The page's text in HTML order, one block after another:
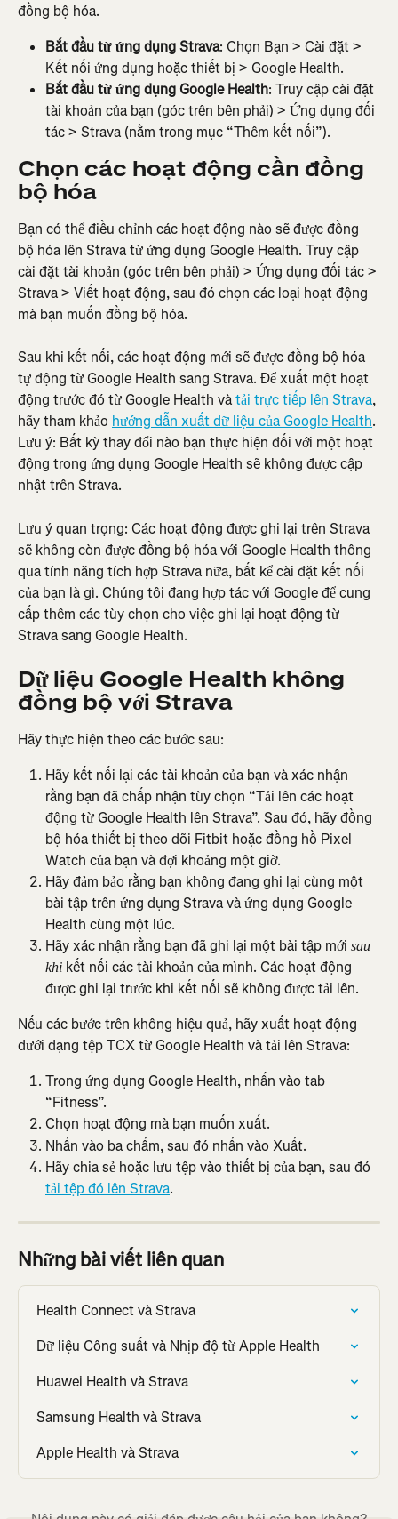
đồng bộ hóa.
Bắt đầu từ ứng dụng Strava: Chọn Bạn > Cài đặt >
Kết nối ứng dụng hoặc thiết bị > Google Health.
Bắt đầu từ ứng dụng Google Health: Truy cập cài đặt
tài khoản của bạn (góc trên bên phải) > Ứng dụng đối
tác > Strava (nằm trong mục “Thêm kết nối”).
Chọn các hoạt động cần đồng
bộ hóa
Bạn có thể điều chỉnh các hoạt động nào sẽ được đồng
bộ hóa lên Strava từ ứng dụng Google Health. Truy cập
cài đặt tài khoản (góc trên bên phải) > Ứng dụng đối tác >
Strava > Viết hoạt động, sau đó chọn các loại hoạt động
mà bạn muốn đồng bộ hóa.
Sau khi kết nối, các hoạt động mới sẽ được đồng bộ hóa
tự động từ Google Health sang Strava. Để xuất một hoạt
động trước đó từ Google Health và tải trực tiếp lên Strava,
hãy tham khảo hướng dẫn xuất dữ liệu của Google Health.
Lưu ý: Bất kỳ thay đổi nào bạn thực hiện đối với một hoạt
động trong ứng dụng Google Health sẽ không được cập
nhật trên Strava.
Lưu ý quan trọng: Các hoạt động được ghi lại trên Strava
sẽ không còn được đồng bộ hóa với Google Health thông
qua tính năng tích hợp Strava nữa, bất kể cài đặt kết nối
của bạn là gì. Chúng tôi đang hợp tác với Google để cung
cấp thêm các tùy chọn cho việc ghi lại hoạt động từ
Strava sang Google Health.
Dữ liệu Google Health không
đồng bộ với Strava
Hãy thực hiện theo các bước sau:
Hãy kết nối lại các tài khoản của bạn và xác nhận
rằng bạn đã chấp nhận tùy chọn “Tải lên các hoạt
động từ Google Health lên Strava”. Sau đó, hãy đồng
bộ hóa thiết bị theo dõi Fitbit hoặc đồng hồ Pixel
Watch của bạn và đợi khoảng một giờ.
Hãy đảm bảo rằng bạn không đang ghi lại cùng một
bài tập trên ứng dụng Strava và ứng dụng Google
Health cùng một lúc.
Hãy xác nhận rằng bạn đã ghi lại một bài tập mới sau
khi kết nối các tài khoản của mình. Các hoạt động
được ghi lại trước khi kết nối sẽ không được tải lên.
Nếu các bước trên không hiệu quả, hãy xuất hoạt động
dưới dạng tệp TCX từ Google Health và tải lên Strava:
Trong ứng dụng Google Health, nhấn vào tab
“Fitness”.
Chọn hoạt động mà bạn muốn xuất.
Nhấn vào ba chấm, sau đó nhấn vào Xuất.
Hãy chia sẻ hoặc lưu tệp vào thiết bị của bạn, sau đó
tải tệp đó lên Strava.
Những bài viết liên quan
Health Connect và Strava
Dữ liệu Công suất và Nhịp độ từ Apple Health
Huawei Health và Strava
Samsung Health và Strava
Apple Health và Strava